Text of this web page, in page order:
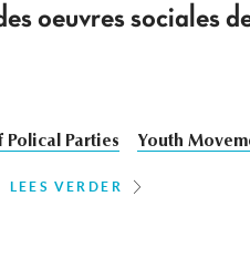
oeuvres sociales
Polical Parties Youth
LEES VERDER